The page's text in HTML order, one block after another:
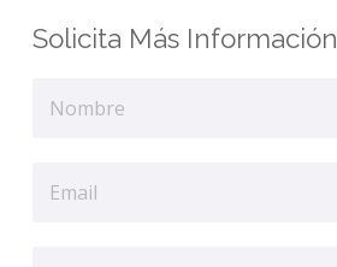
Solicita Más Información